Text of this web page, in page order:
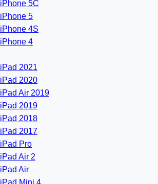
iPhone 5C
iPhone 5
iPhone 4S
iPhone 4
iPad 2021
iPad 2020
iPad Air 2019
iPad 2019
iPad 2018
iPad 2017
iPad Pro
iPad Air 2
iPad Air
iPad Mini 4